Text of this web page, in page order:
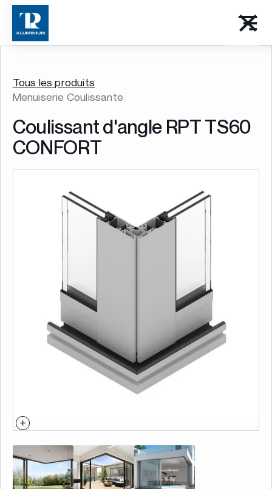
Tous les produits
Menuiserie Coulissante
Coulissant d'angle RPT TS60
CONFORT